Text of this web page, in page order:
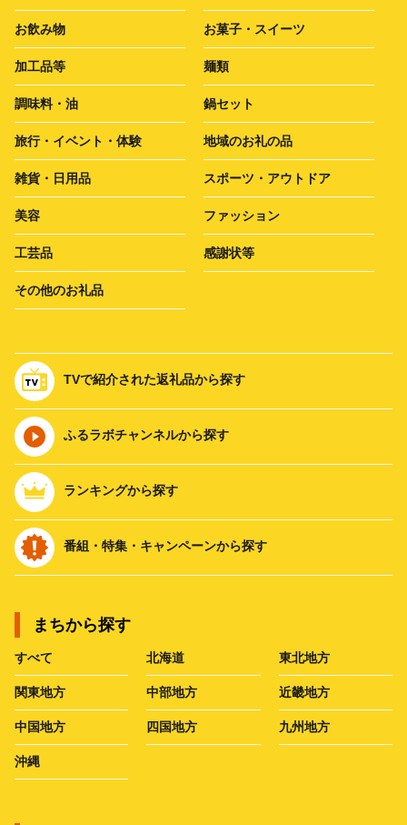
お飲み物 お菓子・スイーツ
加工品等 麺類
調味料・油 鍋セット
旅行・イベント・体験 地域のお礼の品
雑貨・日用品 スポーツ・アウトドア
美容 ファッション
工芸品 感謝状等
その他のお礼品
TVで紹介された返礼品から探す
ふるラボチャンネルから探す
ランキングから探す
番組・特集・キャンペーンから探す
まちから探す
すべて 北海道 東北地方
関東地方 中部地方 近畿地方
中国地方 四国地方 九州地方
沖縄